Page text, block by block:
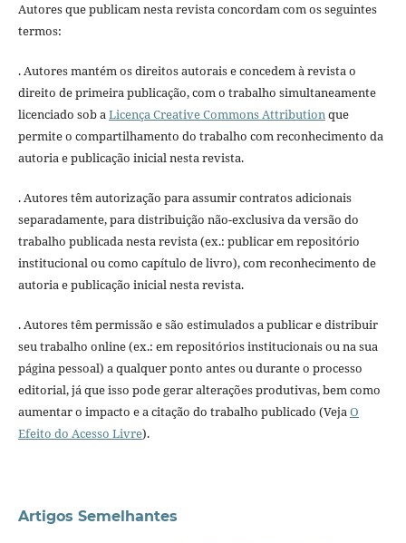
Autores que publicam nesta revista concordam com os seguintes
termos:
. Autores mantém os direitos autorais e concedem à revista o
direito de primeira publicação, com o trabalho simultaneamente
licenciado sob aLicença Creative Commons Attributionque
permite o compartilhamento do trabalho com reconhecimento da
autoria e publicação inicial nesta revista.
. Autores têm autorização para assumir contratos adicionais
separadamente, para distribuição não-exclusiva da versão do
trabalho publicada nesta revista (ex.: publicar em repositório
institucional ou como capítulo de livro), com reconhecimento de
autoria e publicação inicial nesta revista.
. Autores têm permissão e são estimulados a publicar e distribuir
seu trabalho online (ex.: em repositórios institucionais ou na sua
página pessoal) a qualquer ponto antes ou durante o processo
editorial, já que isso pode gerar alterações produtivas, bem como
aumentar o impacto e a citação do trabalho publicado (VejaO
Efeito do Acesso Livre).
Artigos Semelhantes